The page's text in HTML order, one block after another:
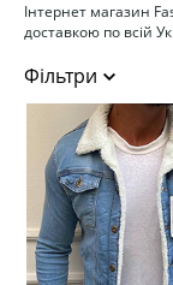
Інтернет магазин
доставкою по всій